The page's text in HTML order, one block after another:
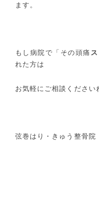
ます。
もし病院で「その頭痛
れた方は
お気軽にご相談くださ
弦巻はり・きゅう整骨院